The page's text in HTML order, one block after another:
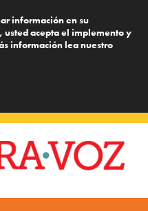
información en su
usted acepta el implemento y
información lea nuestro